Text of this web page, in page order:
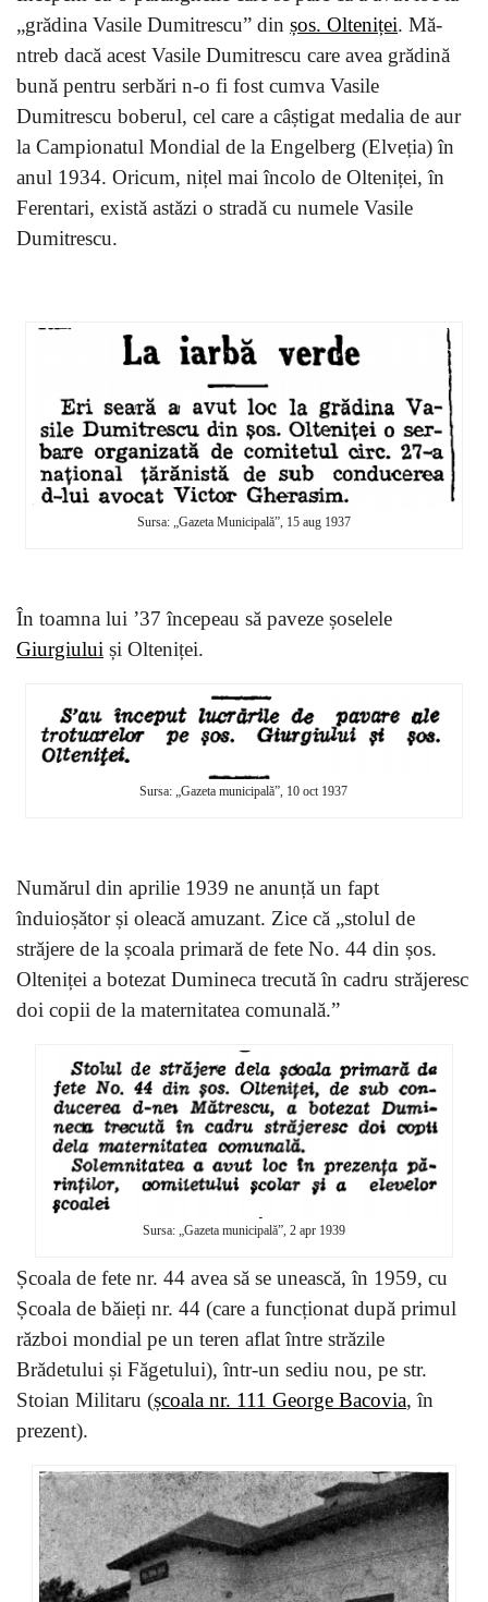
„grădina Vasile Dumitrescu” din șos. Olteniței. Mă-
ntreb dacă acest Vasile Dumitrescu care avea grădină
bună pentru serbări n-o fi fost cumva Vasile
Dumitrescu boberul, cel care a câștigat medalia de aur
la Campionatul Mondial de la Engelberg (Elveția) în
anul 1934. Oricum, nițel mai încolo de Olteniței, în
Ferentari, există astăzi o stradă cu numele Vasile
Dumitrescu.
Sursa: „Gazeta Municipală”, 15 aug 1937
În toamna lui ’37 începeau să paveze șoselele
Giurgiului și Olteniței.
Sursa: „Gazeta municipală”, 10 oct 1937
Numărul din aprilie 1939 ne anunță un fapt
înduioșător și oleacă amuzant. Zice că „stolul de
străjere de la școala primară de fete No. 44 din șos.
Olteniței a botezat Dumineca trecută în cadru străjeresc
doi copii de la maternitatea comunală.”
Sursa: „Gazeta municipală”, 2 apr 1939
Școala de fete nr. 44 avea să se unească, în 1959, cu
Școala de băieți nr. 44 (care a funcționat după primul
război mondial pe un teren aflat între străzile
Brădetului și Făgetului), într-un sediu nou, pe str.
Stoian Militaru (școala nr. 111 George Bacovia, în
prezent).